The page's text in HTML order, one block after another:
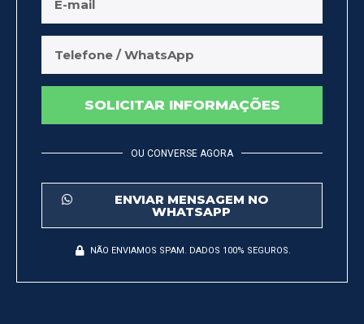
SOLICITAR INFORMAÇÕES
OU CONVERSE AGORA
ENVIAR MENSAGEM NO
WHATSAPP
NÃO ENVIAMOS SPAM. DADOS 100% SEGUROS.